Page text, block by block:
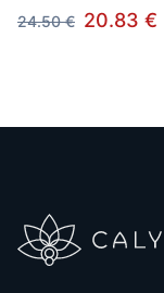
24.50 € 20.83 €